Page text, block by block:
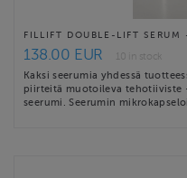
FILLIFT DOUBLE-LIFT
138.00 EUR
10 in stock
Kaksi seerumia yhdessä
piirteitä muotoileva tehotiiviste
seerumi. Seerumin